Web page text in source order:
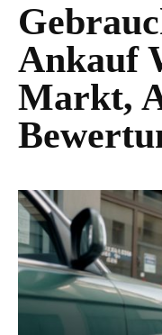
Ankauf
Markt,